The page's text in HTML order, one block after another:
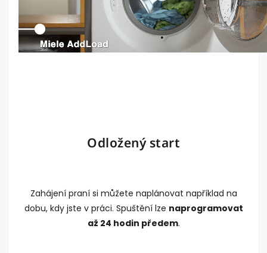
Odložený start
Zahájení praní si můžete naplánovat například na
dobu, kdy jste v práci. Spuštění lze naprogramovat
až 24 hodin předem.